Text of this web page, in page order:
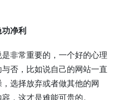
净利
非常重要的，一个好的心理
否，比如说自己的网站一直
选择放弃或者做其他的网
，这才是难能可贵的。